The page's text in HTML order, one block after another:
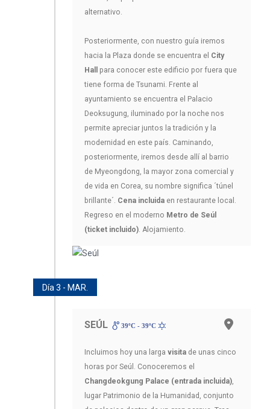
alternativo.
Posteriormente, con nuestro guía iremos
hacia la Plaza donde se encuentra el City
Hall
para conocer este edificio por fuera que
tiene forma de Tsunami. Frente al
ayuntamiento se encuentra el Palacio
Deoksugung, iluminado por la noche nos
permite apreciar juntos la tradición y la
modernidad en este país. Caminando,
posteriormente, iremos desde allí al barrio
de Myeongdong, la mayor zona comercial y
de vida en Corea, su nombre significa ´túnel
brillante´. Cena incluida en restaurante local.
Regreso en el moderno Metro de Seúl
(ticket incluido) . Alojamiento.
Día 3 - MAR.
SEÚL 39ºC - 39ºC
Incluimos hoy una larga visita de unas cinco
horas por Seúl. Conoceremos el
Changdeokgung Palace (entrada incluida)
lugar Patrimonio de la Humanidad, conjunto